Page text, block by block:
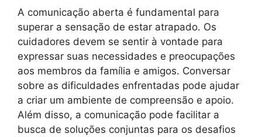
A comunicação aberta é fundamental para
superar a sensação de estar atrapado. Os
cuidadores devem se sentir à vontade para
expressar suas necessidades e preocupações
aos membros da família e amigos. Conversar
sobre as dificuldades enfrentadas pode ajudar
a criar um ambiente de compreensão e apoio.
Além disso, a comunicação pode facilitar a
busca de soluções conjuntas para os desafios